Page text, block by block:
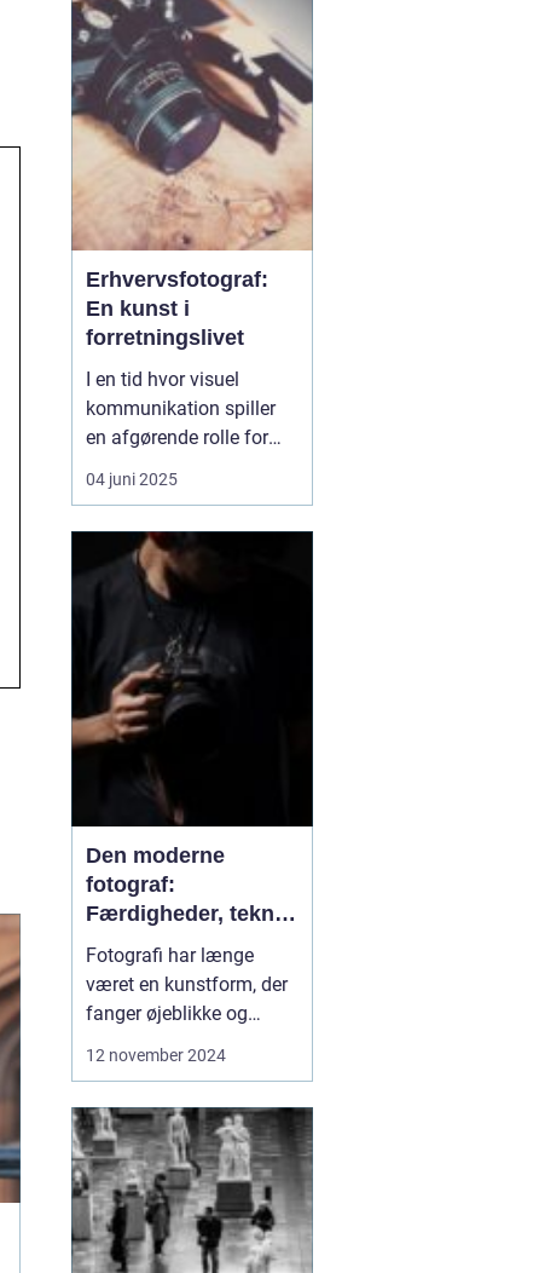
række billeder. Det er en
ku...
Erhvervsfotograf:
En kunst i
forretningslivet
I en tid hvor visuel
kommunikation spiller
en afgørende rolle for
branding og
markedsføring, er en
uundværlig del af enhver
virksomheds strategi i
Vejle. Fotografens evne
til at formidle
virksomhedens essens
ge...
04 juni 2025
Den moderne
fotograf:
Færdigheder, teknik
og kreativitet
Fotografi har længe
været en kunstform, der
fanger øjeblikke og
fastholder minder. I dag,
afgørende rolle i en
verden styret af billeder.
Fra den klassiske
portrætter til den
moderne influencer-
12 november 2024